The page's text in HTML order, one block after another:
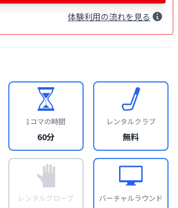
体験利用の流れを見る
1コマの時間
60分
レンタルクラブ
無料
レンタルグローブ バーチャルラウンド